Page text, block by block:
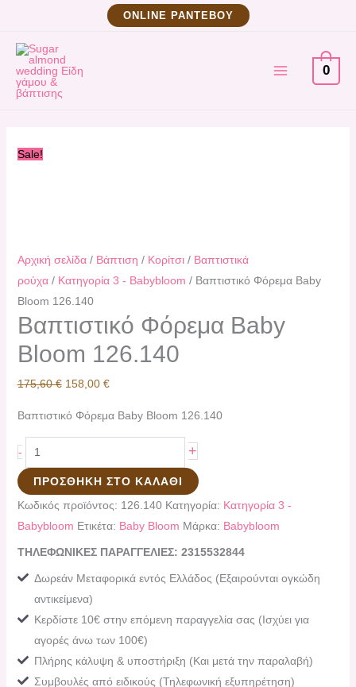
περιεχόμενο
ΟNLINE ΡΑΝΤΕΒΟΥ
MENU
0
Sale!
Αρχική σελίδα/ Βάπτιση / Κορίτσι/ Βαπτιστικά
ρούχα/ Κατηγορία 3 - Babybloom / Βαπτιστικό Φόρεμα Baby
Bloom 126.140
Βαπτιστικό Φόρεμα Baby
Bloom 126.140
175,60€
175,60 €.
158,00 €
Η
τρέχουσα
Βαπτιστικό Φόρεμα Baby Bloom 126.140
-
Baby
Bloom
126.140
+
ΠΡΟΣΘΉΚΗ ΣΤΟ ΚΑΛΆΘΙ
Κωδικός προϊόντος: 126.140 Κατηγορία: Κατηγορία 3 -
Babybloom Ετικέτα: Baby Bloom Μάρκα: Babybloom
ΤΗΛΕΦΩΝΙΚΕΣ ΠΑΡΑΓΓΕΛΙΕΣ: 2315532844
Δωρεάν Μεταφορικά εντός Ελλάδος (Εξαιρούνται ογκώδη
αντικείμενα)
Κερδίστε 10€ στην επόμενη παραγγελία σας (Ισχύει για
αγορές άνω των 100€)
Πλήρης κάλυψη & υποστήριξη (Και μετά την παραλαβή)
Συμβουλές από ειδικούς (Τηλεφωνική εξυπηρέτηση)